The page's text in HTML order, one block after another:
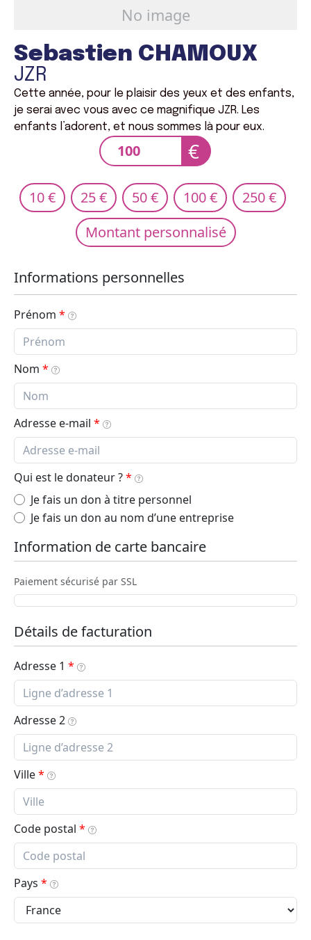
Sebastien CHAMOUX
JZR
Cette année, pour le plaisir des yeux et des enfants,
je serai avec vous avec ce magnifique JZR. Les
enfants l’adorent, et nous sommes là pour eux.